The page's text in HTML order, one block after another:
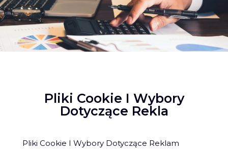
Pliki Cookie I Wybory
Dotyczące Rekla
Pliki Cookie I Wybory Dotyczące Reklam